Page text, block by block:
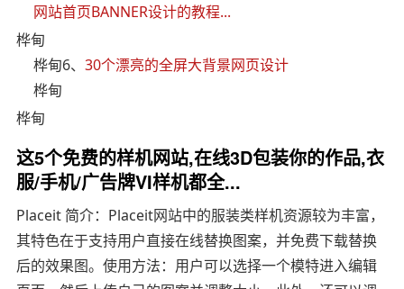
网站首页BANNER设计的教程...
桦甸
桦甸6、30个漂亮的全屏大背景网页设计
桦甸
桦甸
这5个免费的样机网站,在线3D包装你的作品,衣
服/手机/广告牌VI样机都全...
Placeit 简介：Placeit网站中的服装类样机资源较为丰富，
其特色在于支持用户直接在线替换图案，并免费下载替换
后的效果图。使用方法：用户可以选择一个模特进入编辑